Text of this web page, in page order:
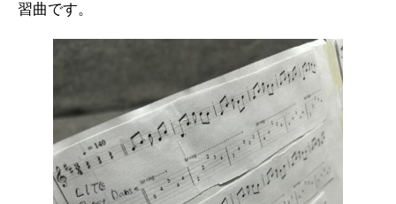
習曲です。